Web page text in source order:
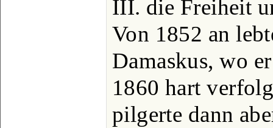
III. die Freiheit
Von 1852 an
Damaskus, wo
1860 hart
pilgerte dann